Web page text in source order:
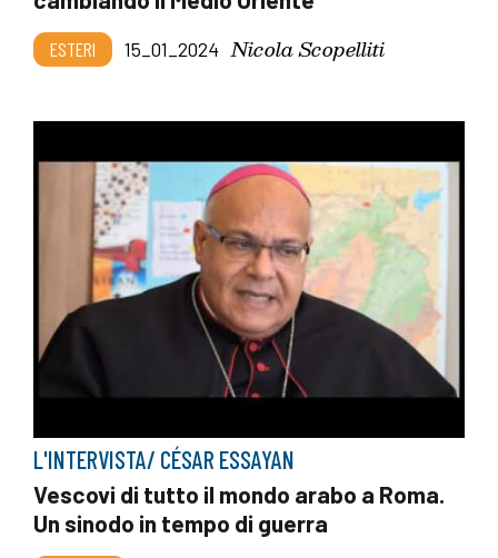
ESTERI 15_01_2024 Nicola Scopelliti
L'INTERVISTA/ CÉSAR ESSAYAN
Vescovi di tutto il mondo arabo a Roma.
Un sinodo in tempo di guerra